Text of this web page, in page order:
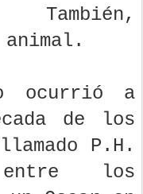
ocurrió a
de los
P.H.
los